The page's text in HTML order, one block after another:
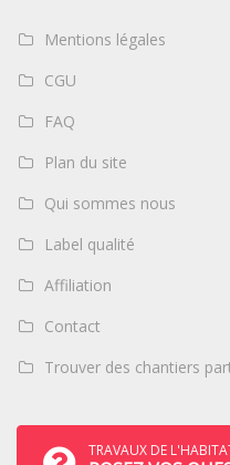
Mentions légales
CGU
FAQ
Plan du site
Qui sommes nous
Label qualité
Affiliation
Contact
Trouver des chantiers
TRAVAUX DE